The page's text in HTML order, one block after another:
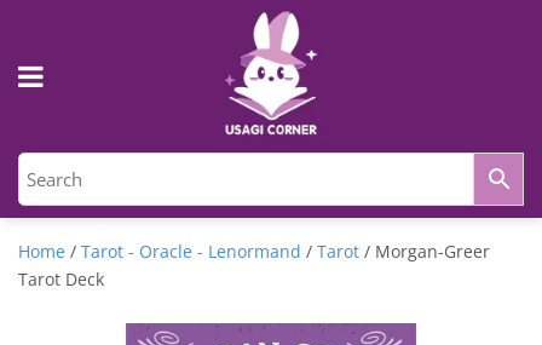
Home / Tarot - Oracle - Lenormand / Tarot / Morgan-Greer
Tarot Deck